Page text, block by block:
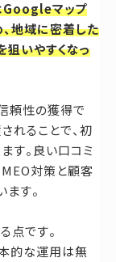
Googleマップ
地域に密着した
いやすくなっ
頼性の獲得で
れることで、初
す。良い口コミ
対策と顧客
す。
点です。
的な運用は無